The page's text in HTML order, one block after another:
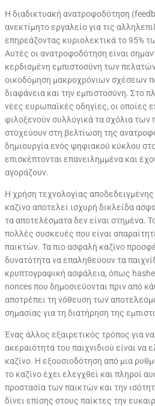
Η διαδικτυακή ανατροφοδότηση
ανεκτίμητο εργαλείο για τις
επηρεάζοντας κυριολεκτικά το 95%
Αυτές οι ανατροφοδότηση είναι
κερδισμένη εμπιστοσύνη των
οικοδόμηση μακροχρόνιων σχέσεων
διαφάνεια και την εμπιστοσύνη. Στο
νέες ευρωπαϊκές οδηγίες, οι οποίες
φιλοξενούν συλλογικά τα σχόλια των
στοχεύουν στη βελτίωση της
δημιουργία ενός ψηφιακού κύκλου
επισκέπτονται επανειλημμένα και
αγοράζουν.
Η χρήση τεχνολογίας αποδεδειγμένης
καζίνο αποτελεί ισχυρή δικλείδα
τα αποτελέσματα δεν είναι στημένα.
πολλές συσκευές που είναι
παικτών. Τα πιο ασφαλή καζίνο
δυνατότητα να επαληθεύουν τα
κρυπτογραφική ασφάλεια, όπως
nonces που δημοσιεύονται πριν από
αποτρέπει τη νόθευση των
σημασίας για τη διατήρηση της
Ένας άλλος εξαιρετικός τρόπος για
ακεραιότητα του παιχνιδιού είναι να
καζίνο. Η εξουσιοδότηση από μια
το καζίνο έχει ελεγχθεί και πληροί
προστασία των παικτών και την
δίνει επίσης στους παίκτες την